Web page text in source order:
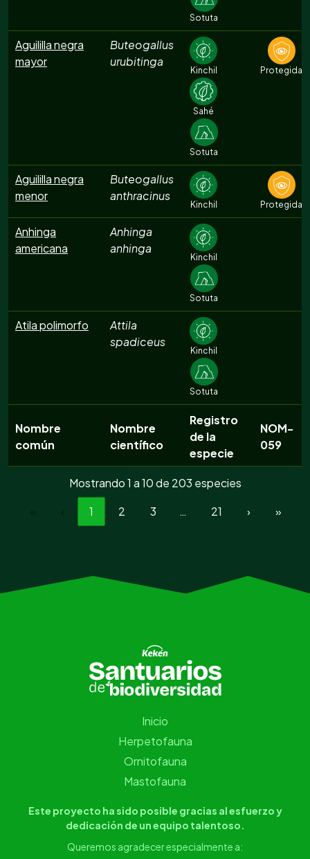
Sotuta
Aguililla negra
mayor
Buteogallus
urubitinga
Kinchil
Sahé
Sotuta
Protegida
Aguililla negra
menor
Buteogallus
anthracinus
Kinchil Protegida
Anhinga
americana
Anhinga
anhinga
Kinchil
Sotuta
Atila polimorfo
Attila
spadiceus
Kinchil
Sotuta
Nombre
común
Nombre
científico
Registro
de la
especie
NOM-
059
Mostrando 1 a 10 de 203 especies
1 2 3 … 21 › »
Inicio
Herpetofauna
Ornitofauna
Mastofauna
Este proyecto ha sido posible gracias al esfuerzo y
dedicación de un equipo talentoso.
Queremos agradecer especialmente a: